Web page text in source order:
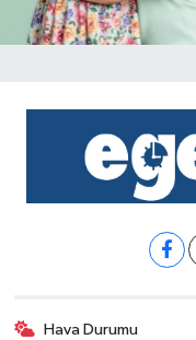
Hava Durumu